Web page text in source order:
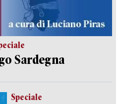
Sardegna
Speciale